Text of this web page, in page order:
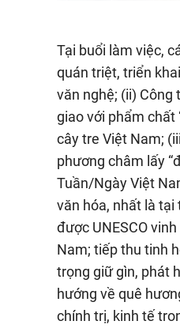
Tại buổi làm việc,
quán triệt, triển
văn nghệ; (ii) Công
giao với phẩm chất
cây tre Việt Nam;
phương châm lấy
Tuần/Ngày Việt
văn hóa, nhất là tại
được UNESCO
Nam; tiếp thu tinh
trọng giữ gìn, phát
hướng về quê
chính trị, kinh tế